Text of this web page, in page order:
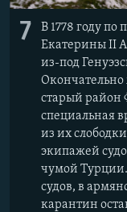
7
В 1778 году
Екатерины II
из-под
Окончательно
старый район
специальная
из их
экипажей
чумой
судов, в
карантин